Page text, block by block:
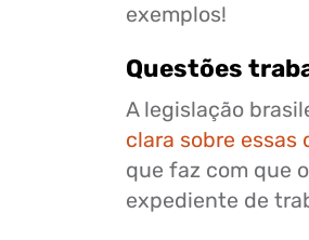
exemplos!
Questões
A legislação
clara sobre essas
que faz com que
expediente de